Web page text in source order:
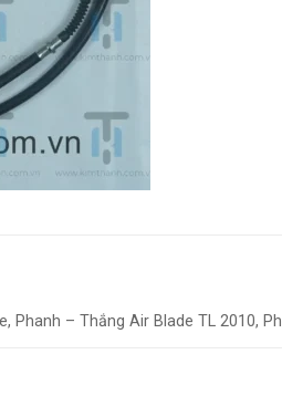
Phanh – Thắng Air Blade TL 2010,